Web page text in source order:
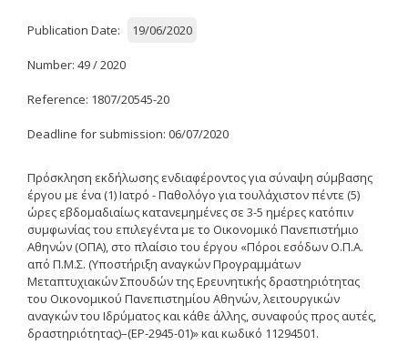
(ιστορικό αρχείο)
Δημοσιότητα
Logos - Funding
Frameworks
Δημοσιότητα Έργων
Ε.Σ.Π.Α. (2007-2013)
Publication Date: 19/06/2020
Number: 49 / 2020
Reference: 1807/20545-20
Deadline for submission: 06/07/2020
Πρόσκληση εκδήλωσης ενδιαφέροντος για σύναψη σύμβασης
έργου με ένα (1) Ιατρό - Παθολόγο για τουλάχιστον πέντε (5)
ώρες εβδομαδιαίως κατανεμημένες σε 3-5 ημέρες κατόπιν
συμφωνίας του επιλεγέντα με το Οικονομικό Πανεπιστήμιο
Αθηνών (ΟΠΑ), στο πλαίσιο του έργου «Πόροι εσόδων Ο.Π.Α.
από Π.Μ.Σ. (Υποστήριξη αναγκών Προγραμμάτων
Μεταπτυχιακών Σπουδών της Ερευνητικής δραστηριότητας
του Οικονομικού Πανεπιστημίου Αθηνών, λειτουργικών
αναγκών του Ιδρύματος και κάθε άλλης, συναφούς προς αυτές,
δραστηριότητας)–(ΕΡ-2945-01)» και κωδικό 11294501.